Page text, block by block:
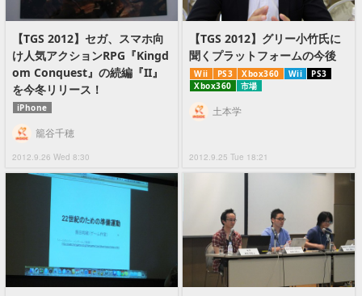
【TGS 2012】セガ、スマホ向
け人気アクションRPG『Kingd
om Conquest』の続編『II』
を今冬リリース！
iPhone
2012.9.26 Wed 8:30
籠谷千穂
【TGS 2012】グリー小竹氏に
聞くプラットフォームの今後
Wii PS3 Xbox360 Wii
PS3
Xbox360
市場
2012.9.25 Tue 18:21
土本学